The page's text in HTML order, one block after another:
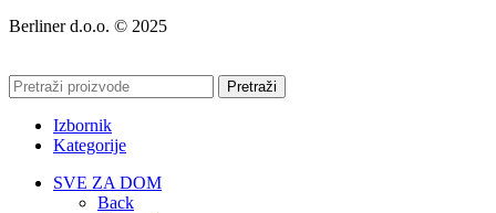
Berliner d.o.o. © 2025
Pretraži
Izbornik
Kategorije
SVE ZA DOM
Back